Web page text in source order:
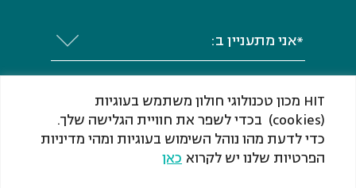
HIT מכון טכנולוגי חולון משתמש בעוגיות
(cookies) בכדי לשפר את חוויית הגלישה שלך.
כדי לדעת מהו נוהל השימוש בעוגיות ומהי מדיניות
הפרטיות שלנו יש לקרוא כאן
*אני מתעניין ב: